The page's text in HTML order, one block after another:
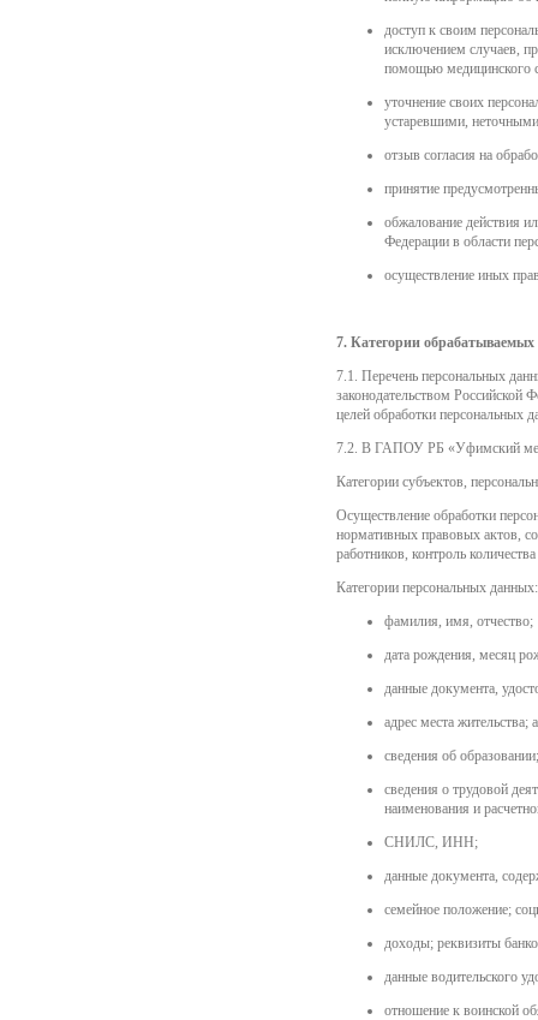
доступ к своим
исключением случаев,
помощью медицинского
уточнение своих
устаревшими,
отзыв согласия на
принятие
обжалование действия
Федерации в области
осуществление иных
7. Категории
7.1. Перечень персональных
законодательством
целей обработки персональных
7.2. В ГАПОУ РБ «Уфимский
Категории субъектов,
Осуществление обработки
нормативных правовых актов,
работников, контроль
Категории персональных данных:
фамилия, имя, отчество;
дата рождения, месяц
данные документа,
адрес места жительства;
сведения об
сведения о трудовой
наименования и
СНИЛС, ИНН;
данные документа,
семейное положение;
доходы; реквизиты
данные водительского
отношение к воинской